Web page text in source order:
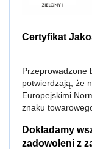
Certyfikat
Przeprowadzone
potwierdzają, że
Europejskimi
znaku
Dokładamy
zadowoleni z